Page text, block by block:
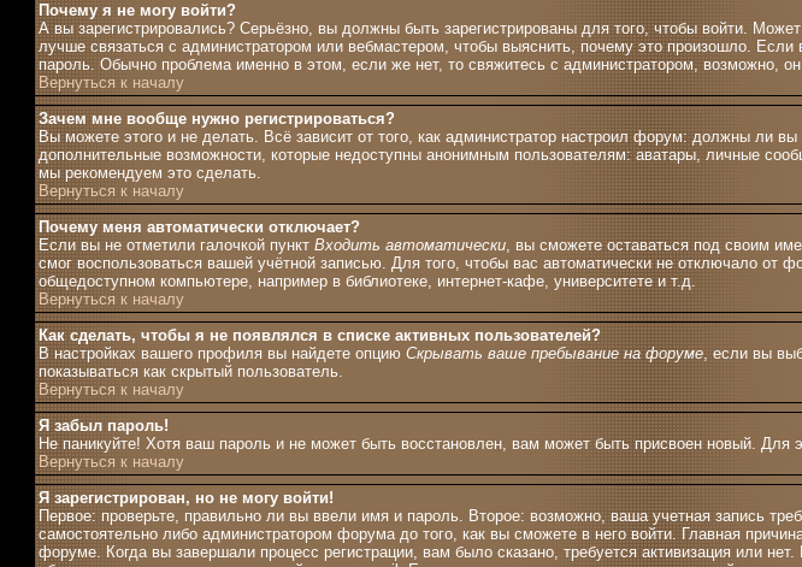
Почему я не могу войти?
А вы зарегистрировались? Серьёзно, вы должны быть зарегистрированы для того, чтобы войти.
лучше связаться с администратором или вебмастером, чтобы выяснить, почему это произошло.
пароль. Обычно проблема именно в этом, если же нет, то свяжитесь с администратором, возможно,
Вернуться к началу
Зачем мне вообще нужно регистрироваться?
Вы можете этого и не делать. Всё зависит от того, как администратор настроил форум: должны ли
дополнительные возможности, которые недоступны анонимным пользователям: аватары, личные
мы рекомендуем это сделать.
Вернуться к началу
Почему меня автоматически отключает?
Если вы не отметили галочкой пункт Входить автоматически, вы сможете оставаться под своим
смог воспользоваться вашей учётной записью. Для того, чтобы вас автоматически не отключало от
общедоступном компьютере, например в библиотеке, интернет-кафе, университете и т.д.
Вернуться к началу
Как сделать, чтобы я не появлялся в списке активных пользователей?
В настройках вашего профиля вы найдете опцию Скрывать ваше пребывание на форуме, если вы
показываться как скрытый пользователь.
Вернуться к началу
Я забыл пароль!
Не паникуйте! Хотя ваш пароль и не может быть восстановлен, вам может быть присвоен новый. Для
Вернуться к началу
Я зарегистрирован, но не могу войти!
Первое: проверьте, правильно ли вы ввели имя и пароль. Второе: возможно, ваша учетная запись
самостоятельно либо администратором форума до того, как вы сможете в него войти. Главная
форуме. Когда вы завершали процесс регистрации, вам было сказано, требуется активизация или